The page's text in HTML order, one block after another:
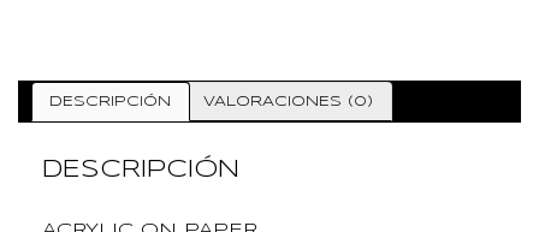
DESCRIPCIÓN VALORACIONES (0)
DESCRIPCIÓN